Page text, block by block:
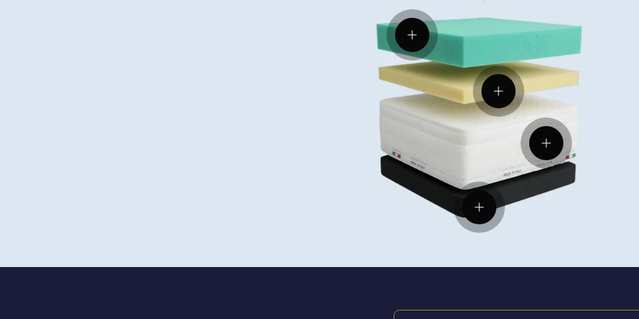
Visualizza dettagli
Visualizza dettagli
Visualizza
Visualizza dettagli